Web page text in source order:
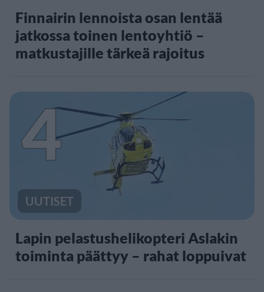
Finnairin lennoista osan lentää
jatkossa toinen lentoyhtiö –
matkustajille tärkeä rajoitus
4
UUTISET
Lapin pelastushelikopteri Aslakin
toiminta päättyy – rahat loppuivat